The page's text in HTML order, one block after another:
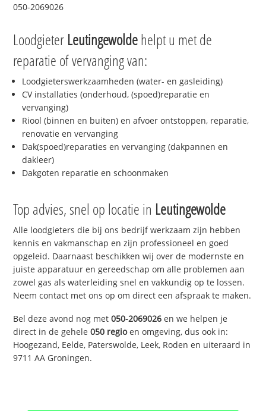
050-2069026
Loodgieter Leutingewoldehelpt u met de
reparatie of vervanging van:
Loodgieterswerkzaamheden (water- en gasleiding)
CV installaties (onderhoud, (spoed)reparatie en
vervanging)
Riool (binnen en buiten) en afvoer ontstoppen, reparatie,
renovatie en vervanging
Dak(spoed)reparaties en vervanging (dakpannen en
dakleer)
Dakgoten reparatie en schoonmaken
Top advies, snel op locatie in Leutingewolde
Alle loodgieters die bij ons bedrijf werkzaam zijn hebben
kennis en vakmanschap en zijn professioneel en goed
opgeleid. Daarnaast beschikken wij over de modernste en
juiste apparatuur en gereedschap om alle problemen aan
zowel gas als waterleiding snel en vakkundig op te lossen.
Neem contact met ons op om direct een afspraak te maken.
Bel deze avond nog met050-2069026 en we helpen je
direct in de gehele050 regioen omgeving, dus ook in:
Hoogezand, Eelde, Paterswolde, Leek, Roden en uiteraard in
9711 AA Groningen.